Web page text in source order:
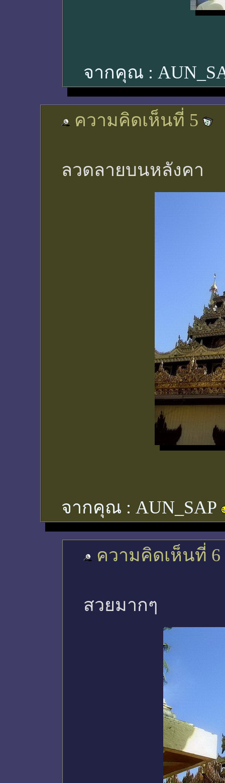
จากคุณ :
ความคิดเห็นที่ 5
ลวดลายบนหลังคา
จากคุณ : AUN_SAP
ความคิดเห็นที่ 6
สวยมากๆ